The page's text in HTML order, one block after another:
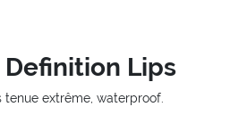
Lips
extrême, waterproof.